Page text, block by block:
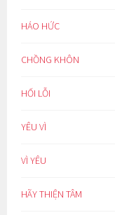
HÁO HỨC
CHỒNG KHÔN
HỐI LỖI
YÊU VÌ
VÌ YÊU
HÃY THIỆN TÂM